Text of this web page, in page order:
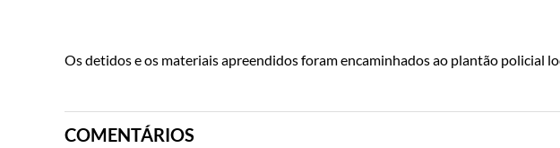
Os detidos e os materiais apreendidos foram encaminhados ao plantão policial
COMENTÁRIOS